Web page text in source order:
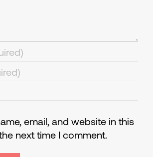
email, and website in this
next time I comment.